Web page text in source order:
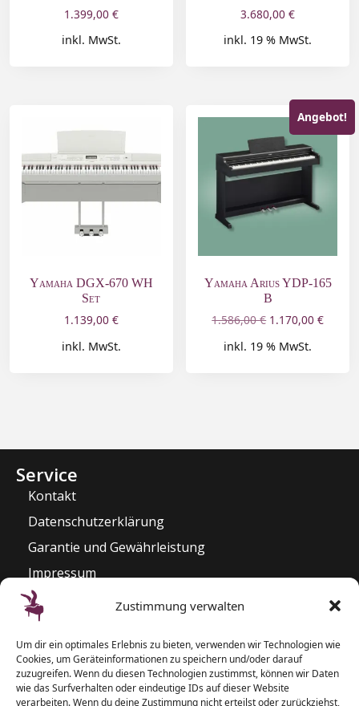
Zustimmung verwalten
Um dir ein optimales Erlebnis zu bieten, verwenden wir Technologien wie
Cookies, um Geräteinformationen zu speichern und/oder darauf
zuzugreifen. Wenn du diesen Technologien zustimmst, können wir Daten
wie das Surfverhalten oder eindeutige IDs auf dieser Website
verarbeiten. Wenn du deine Zustimmung nicht erteilst oder zurückziehst,
1.399,00 €
inkl. MwSt.
3.680,00€
inkl. 19 % MwSt.
Yamaha DGX-670 WH
Set
1.139,00 €
inkl. MwSt.
Angebot!
Yamaha Arius YDP-165
B
1.586,00€ 1.170,00€
inkl. 19 % MwSt.
Service
Kontakt
Datenschutzerklärung
Garantie und Gewährleistung
Impressum
Widerrufsrecht
Kontakt
Pianozentrum Hoppe
Sophienblatt 82 – 86
24114 Kiel